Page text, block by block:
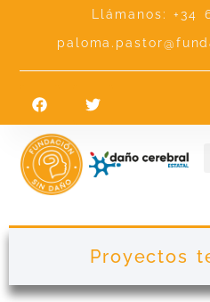
Llámanos: +34
Proyectos